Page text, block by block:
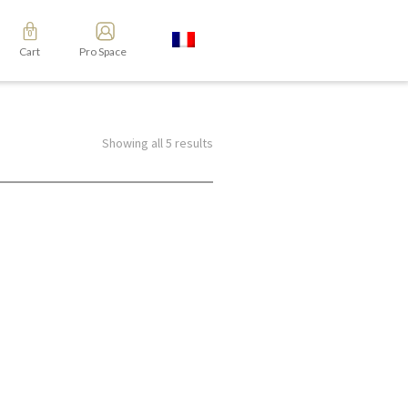
Cart Pro Space
Showing all 5 results